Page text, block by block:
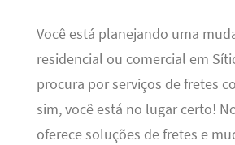
Você está planejando uma
residencial ou comercial em
procura por serviços de fretes
sim, você está no lugar certo!
oferece soluções de fretes e